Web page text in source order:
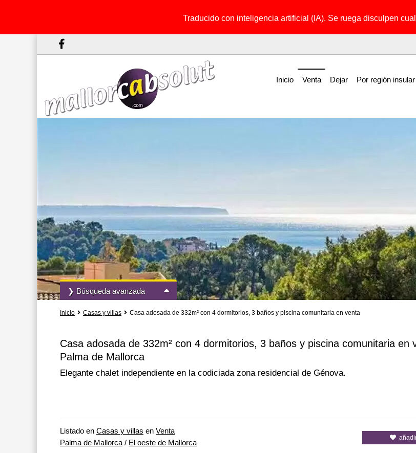
Traducido con inteligencia artificial (IA). Se ruega disculpen
Inicio Venta Dejar Por región insular
❯ Búsqueda avanzada
Todas las acciones
Más opciones de búsqueda
Inicio Casas y villas Casa adosada de 332m² con 4 dormitorios, 3 baños y piscina comunitaria en venta
Casa adosada de 332m² con 4 dormitorios, 3 baños y piscina comunitaria en
Palma de Mallorca
Elegante chalet independiente en la codiciada zona residencial de Génova.
Listado en Casas y villas en Venta
Palma de Mallorca / El oeste de Mallorca